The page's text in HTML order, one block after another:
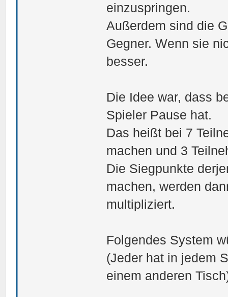
einzuspringen.
Außerdem sind die
Gegner. Wenn sie
besser.
Die Idee war, dass
Spieler Pause hat.
Das heißt bei 7
machen und 3
Die Siegpunkte
machen, werden
multipliziert.
Folgendes System
(Jeder hat in jedem
einem anderen